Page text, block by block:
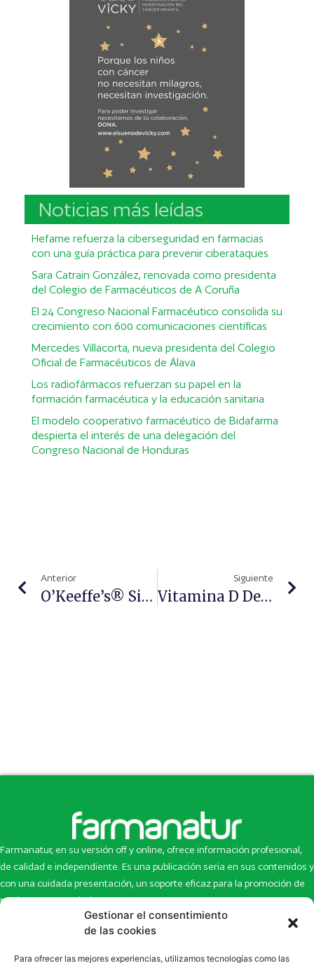
Gestionar el consentimiento
de las cookies
Para ofrecer las mejores experiencias, utilizamos tecnologías como las
Noticias más leídas
Hefame refuerza la ciberseguridad en farmacias
con una guía práctica para prevenir ciberataques
Sara Catrain González, renovada como presidenta
del Colegio de Farmacéuticos de A Coruña
El 24 Congreso Nacional Farmacéutico consolida su
crecimiento con 600 comunicaciones científicas
Mercedes Villacorta, nueva presidenta del Colegio
Oficial de Farmacéuticos de Álava
Los radiofármacos refuerzan su papel en la
formación farmacéutica y la educación sanitaria
El modelo cooperativo farmacéutico de Bidafarma
despierta el interés de una delegación del
Congreso Nacional de Honduras
Anterior
O’Keeffe’s® Sigue Creciendo En Farmacia De La Mano De Aurovitas Spain, La Multinacional De Genéricos
Siguiente
Vitamina D De Origen Natural
Farmanatur, en su versión off y online, ofrece información profesional,
de calidad e independiente. Es una publicación seria en sus contenidos y
con una cuidada presentación, un soporte eficaz para la promoción de
productos y novedades.
Inicio